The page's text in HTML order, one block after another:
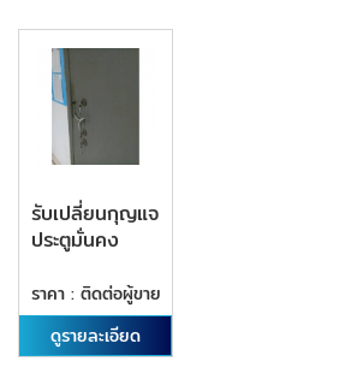
รับเปลี่ยนกุญแจ
ประตูมั่นคง
ราคา : ติดต่อผู้ขาย
ดูรายละเอียด